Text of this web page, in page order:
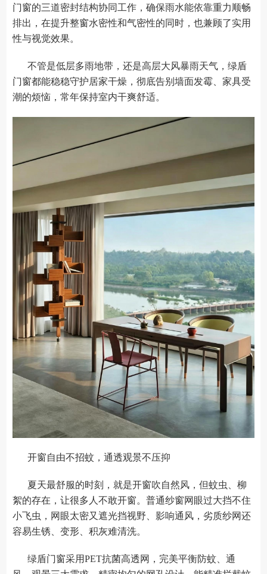
门窗的三道密封结构协同工作，确保雨水能依靠重力顺畅
排出，在提升整窗水密性和气密性的同时，也兼顾了实用
性与视觉效果。
不管是低层多雨地带，还是高层大风暴雨天气，绿盾
门窗都能稳稳守护居家干燥，彻底告别墙面发霉、家具受
潮的烦恼，常年保持室内干爽舒适。
开窗自由不招蚊，通透观景不压抑
夏天最舒服的时刻，就是开窗吹自然风，但蚊虫、柳
絮的存在，让很多人不敢开窗。普通纱窗网眼过大挡不住
小飞虫，网眼太密又遮光挡视野、影响通风，劣质纱网还
容易生锈、变形、积灰难清洗。
绿盾门窗采用PET抗菌高透网，完美平衡防蚊、通